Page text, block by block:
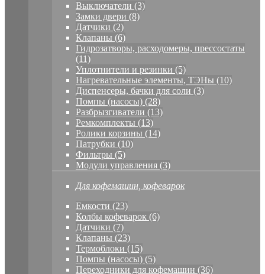
Выключатели (3)
Замки двери (8)
Датчики (2)
Клапаны (6)
Гидрозатворы, расходомеры, прессостаты
(11)
Уплотнители и резинки (5)
Нагревательные элементы, ТЭНы (10)
Диспенсеры, бачки для соли (3)
Помпы (насосы) (28)
Разбрызгиватели (13)
Ремкомплекты (13)
Ролики корзины (14)
Патрубки (10)
Фильтры (5)
Модули управления (3)
Для кофемашин, кофеварок
Емкости (23)
Колбы кофеварок (6)
Датчики (7)
Клапаны (23)
Термоблоки (15)
Помпы (насосы) (5)
Переходники для кофемашин (36)